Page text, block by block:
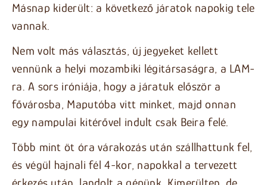
Másnap kiderült: a következő járatok napokig tele
vannak.
Nem volt más választás, új jegyeket kellett
vennünk a helyi mozambiki légitársaságra, a LAM-
ra. A sors iróniája, hogy a járatuk először a
fővárosba, Maputóba vitt minket, majd onnan
egy nampulai kitérővel indult csak Beira felé.
Több mint öt óra várakozás után szállhattunk fel,
és végül hajnali fél 4-kor, napokkal a tervezett